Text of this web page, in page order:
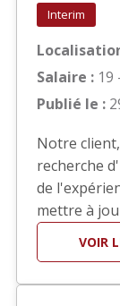
Interim
Salaire : 19
Publié le :
Notre
recherche
de
mettre à
bonne
s'agit d'une
VOIR